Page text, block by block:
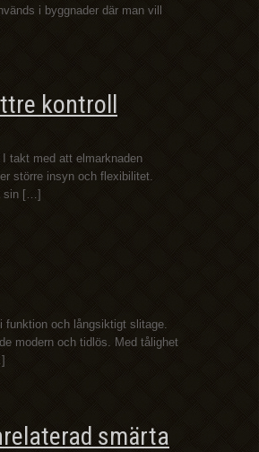
i byggnader där man vill
kontroll
takt med att elmarknaden
större insyn och flexibilitet.
sin […]
och långsiktigt slitage.
modern och tidlös. Med tålighet
smärta